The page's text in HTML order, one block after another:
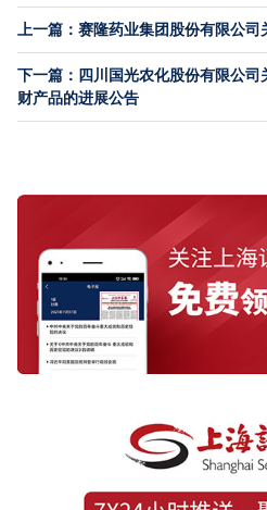
上一篇：赛隆药业集团股份有限公
下一篇：四川国光农化股份有限公
财产品的进展公告